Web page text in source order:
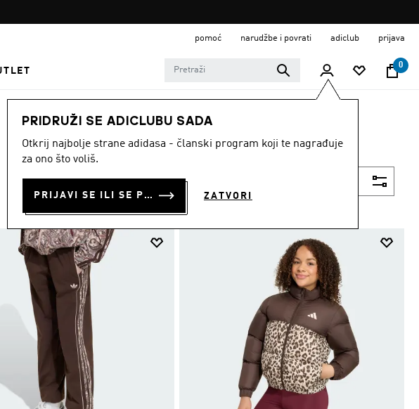
pomoć narudžbe i povrati adiclub prijava
0
PRIDRUŽI SE ADICLUBU SADA
Otkrij najbolje strane adidasa - članski program koji te nagrađuje
za ono što voliš.
PRIJAVI SE ILI SE PRIDRUŽI SADA ZATVORI